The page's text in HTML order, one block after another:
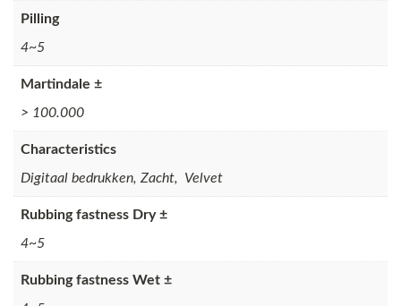
Pilling
4~5
Martindale ±
> 100.000
Characteristics
Digitaal bedrukken, Zacht, Velvet
Rubbing fastness Dry ±
4~5
Rubbing fastness Wet ±